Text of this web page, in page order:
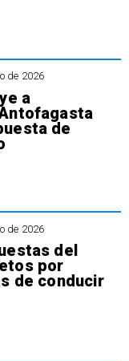
de 2026
a
de
de 2026
del
por
de conducir